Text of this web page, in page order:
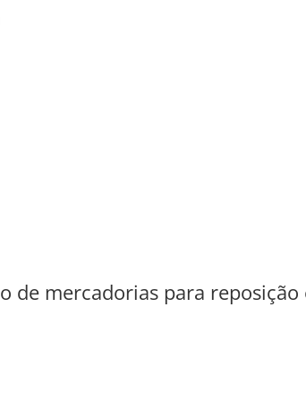
de mercadorias para reposição